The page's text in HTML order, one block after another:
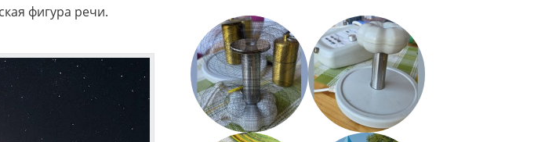
фигура речи.